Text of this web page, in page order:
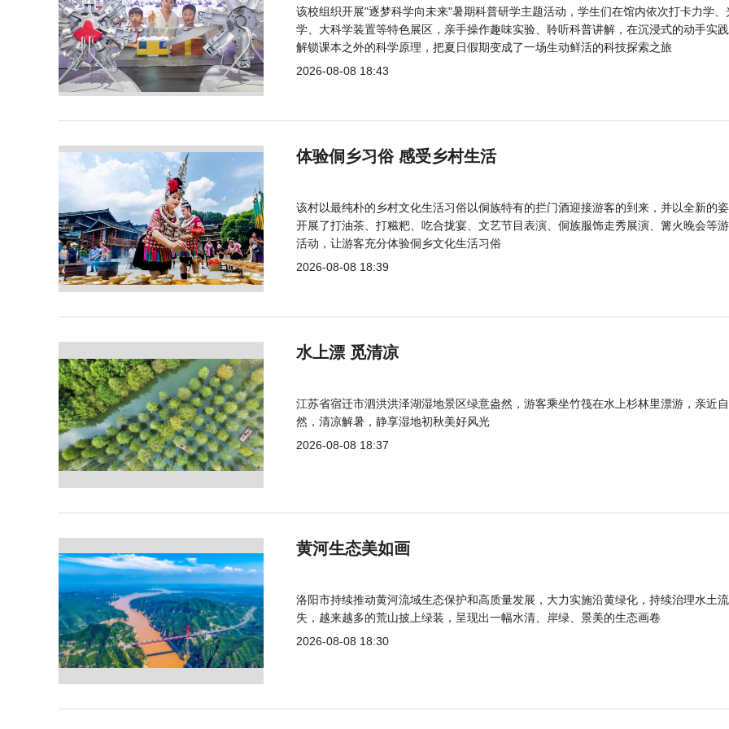
该校组织开展"逐梦科学向未来"暑期科普研学主题活动，学生们在馆内依次打卡力学、
学、大科学装置等特色展区，亲手操作趣味实验、聆听科普讲解，在沉浸式的动手实
解锁课本之外的科学原理，把夏日假期变成了一场生动鲜活的科技探索之旅
2026-08-08 18:43
体验侗乡习俗 感受乡村生活
该村以最纯朴的乡村文化生活习俗以侗族特有的拦门酒迎接游客的到来，并以全新的
开展了打油茶、打糍粑、吃合拢宴、文艺节目表演、侗族服饰走秀展演、篝火晚会等
活动，让游客充分体验侗乡文化生活习俗
2026-08-08 18:39
水上漂 觅清凉
江苏省宿迁市泗洪洪泽湖湿地景区绿意盎然，游客乘坐竹筏在水上杉林里漂游，亲近自
然，清凉解暑，静享湿地初秋美好风光
2026-08-08 18:37
黄河生态美如画
洛阳市持续推动黄河流域生态保护和高质量发展，大力实施沿黄绿化，持续治理水土流
失，越来越多的荒山披上绿装，呈现出一幅水清、岸绿、景美的生态画卷
2026-08-08 18:30